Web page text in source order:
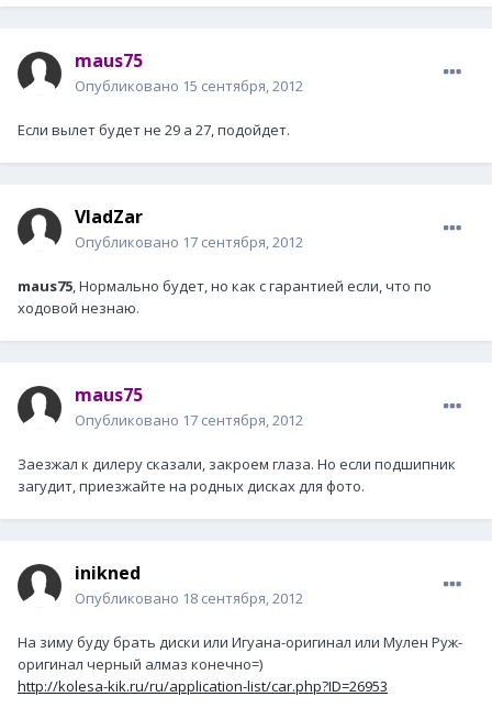
maus75
Опубликовано 15 сентября, 2012
Если вылет будет не 29 а 27, подойдет.
VladZar
Опубликовано 17 сентября, 2012
maus75, Нормально будет, но как с гарантией если, что по
ходовой незнаю.
maus75
Опубликовано 17 сентября, 2012
Заезжал к дилеру сказали, закроем глаза. Но если подшипник
загудит, приезжайте на родных дисках для фото.
inikned
Опубликовано 18 сентября, 2012
На зиму буду брать диски или Игуана-оригинал или Мулен Руж-
оригинал черный алмаз конечно=)
http://kolesa-kik.ru/ru/application-list/car.php?ID=26953